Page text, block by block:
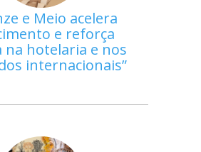
e Meio acelera
e reforça
na hotelaria e nos
internacionais